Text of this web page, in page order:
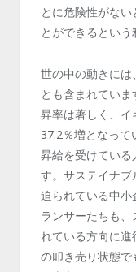
とに危険性がな
とができるという
世の中の動きには
とも含まれてい
昇率は著しく、イ
37.2％増となって
昇給を受けてい
す。サステイナ
迫られている中
ランサーたちも
れている方向に
の叩き売り状態